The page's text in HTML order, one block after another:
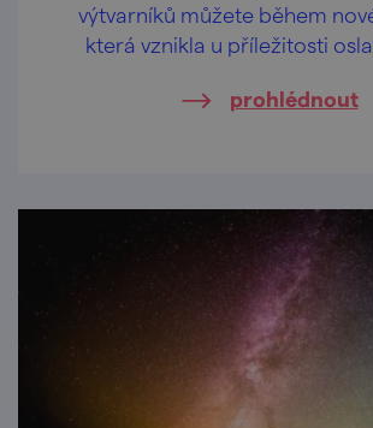
výtvarníků můžete během
která vznikla u příležitosti
prohlédnout